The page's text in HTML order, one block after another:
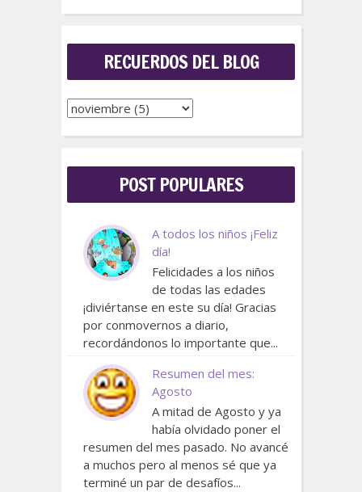
RECUERDOS DEL BLOG
POST POPULARES
A todos los niños ¡Feliz
día!
Felicidades a los niños
de todas las edades
¡diviértanse en este su día! Gracias
por conmovernos a diario,
recordándonos lo importante que...
Resumen del mes:
Agosto
A mitad de Agosto y ya
había olvidado poner el
resumen del mes pasado. No avancé
a muchos pero al menos sé que ya
terminé un par de desafíos...